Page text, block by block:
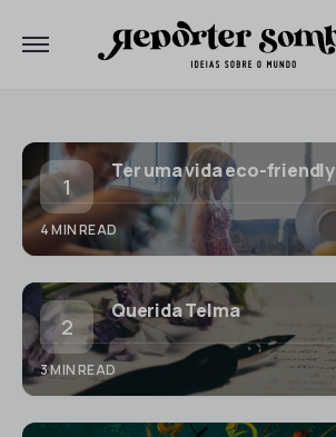
Ter uma vida eco-friendly
4 MIN READ
Querida Telma
3 MIN READ